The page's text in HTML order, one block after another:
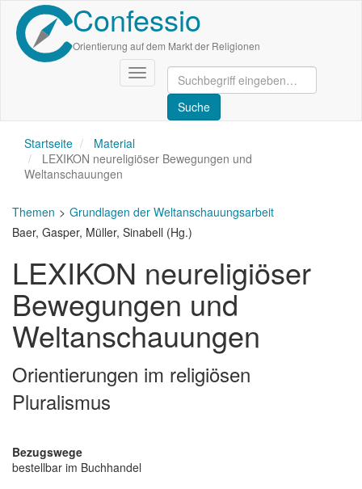
Direkt
zum
Inhalt
Confessio
Orientierung auf dem Markt der Religionen
Navigation
aktivieren/deaktivieren
Startseite
Material
LEXIKON neureligiöser Bewegungen und
Weltanschauungen
Themen
Grundlagen der Weltanschauungsarbeit
Baer, Gasper, Müller, Sinabell (Hg.)
LEXIKON neureligiöser
Bewegungen und
Weltanschauungen
Orientierungen im religiösen
Pluralismus
Bezugswege
bestellbar im Buchhandel